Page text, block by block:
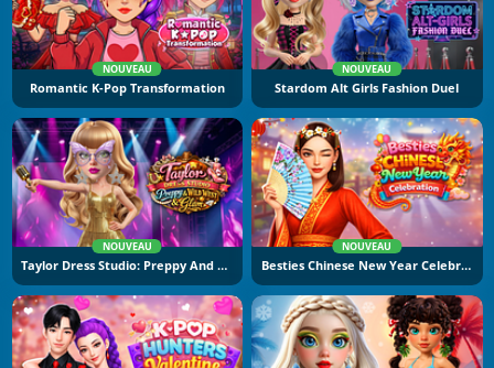
NOUVEAU
Romantic K-Pop Transformation
NOUVEAU
Stardom Alt Girls Fashion Duel
NOUVEAU
Taylor Dress Studio: Preppy And Wild West Glam
NOUVEAU
Besties Chinese New Year Celebration